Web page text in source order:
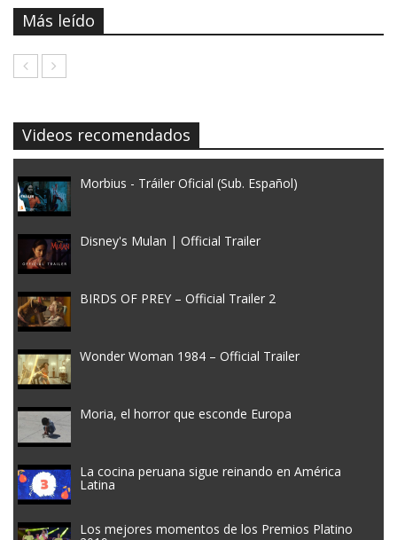
Más leído
Videos recomendados
Morbius - Tráiler Oficial (Sub. Español)
Disney's Mulan | Official Trailer
BIRDS OF PREY – Official Trailer 2
Wonder Woman 1984 – Official Trailer
Moria, el horror que esconde Europa
La cocina peruana sigue reinando en América
Latina
Los mejores momentos de los Premios Platino